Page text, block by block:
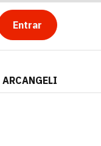
Entrar
ARCANGELI